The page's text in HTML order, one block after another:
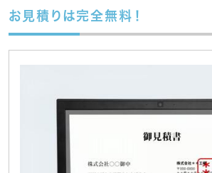
お見積りは完全無料！